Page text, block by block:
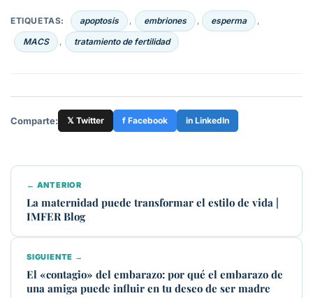
ETIQUETAS: apoptosis , embriones , esperma ,
MACS , tratamiento de fertilidad
Comparte: 𝕏 Twitter f Facebook in LinkedIn
← ANTERIOR
La maternidad puede transformar el estilo de vida |
IMFER Blog
SIGUIENTE →
El «contagio» del embarazo: por qué el embarazo de
una amiga puede influir en tu deseo de ser madre